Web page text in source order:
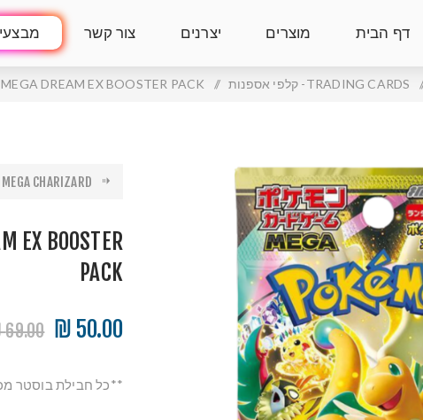
דף הבית מוצרים יצרנים צור קשר
/ TRADING CARDS- קלפי אספנות /
DREAM EX BOOSTER PACK
CHARIZARD ...
EX BOOSTER
PACK
50.00 ₪
69.00 ₪
**כל חבילת בוסטר מכילה 10